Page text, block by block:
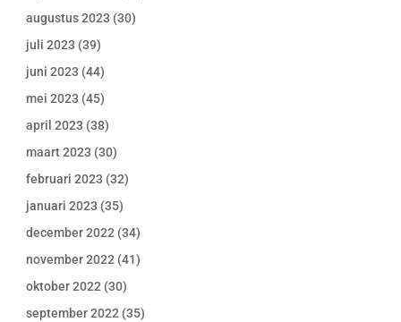
augustus 2023 (30)
juli 2023 (39)
juni 2023 (44)
mei 2023 (45)
april 2023 (38)
maart 2023 (30)
februari 2023 (32)
januari 2023 (35)
december 2022 (34)
november 2022 (41)
oktober 2022 (30)
september 2022 (35)